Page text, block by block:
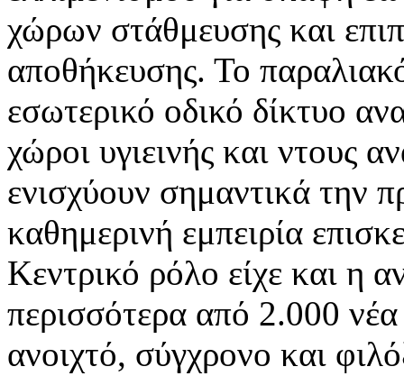
χώρων στάθμευσης και
αποθήκευσης. Το
εσωτερικό οδικό δίκτυο
χώροι υγιεινής και ντους
ενισχύουν σημαντικά την
καθημερινή εμπειρία
Κεντρικό ρόλο είχε και η
περισσότερα από 2.000
ανοιχτό, σύγχρονο και